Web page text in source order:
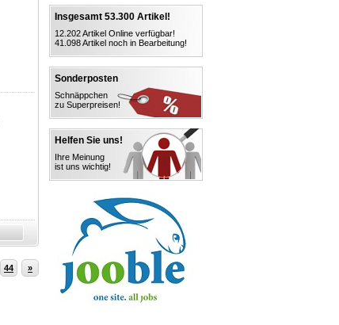
44 »
Insgesamt 53.300 Artikel!
12.202 Artikel Online verfügbar!
41.098 Artikel noch in Bearbeitung!
Sonderposten
Schnäppchen
zu Superpreisen!
Helfen Sie uns!
Ihre Meinung
ist uns wichtig!